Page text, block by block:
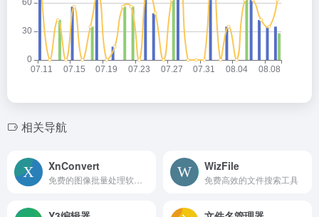
相关导航
XnConvert WizFile
免费高效的文件搜索工具